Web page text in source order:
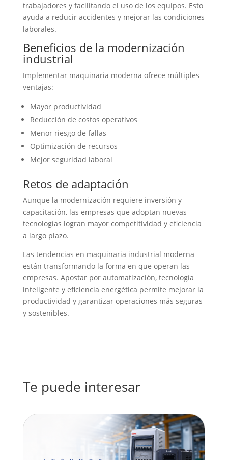
trabajadores y facilitando el uso de los equipos. Esto
ayuda a reducir accidentes y mejorar las condiciones
laborales.
Beneficios de la modernización
industrial
Implementar maquinaria moderna ofrece múltiples
ventajas:
Mayor productividad
Reducción de costos operativos
Menor riesgo de fallas
Optimización de recursos
Mejor seguridad laboral
Retos de adaptación
Aunque la modernización requiere inversión y
capacitación, las empresas que adoptan nuevas
tecnologías logran mayor competitividad y eficiencia
a largo plazo.
Las tendencias en maquinaria industrial moderna
están transformando la forma en que operan las
empresas. Apostar por automatización, tecnología
inteligente y eficiencia energética permite mejorar la
productividad y garantizar operaciones más seguras
y sostenibles.
Te puede interesar